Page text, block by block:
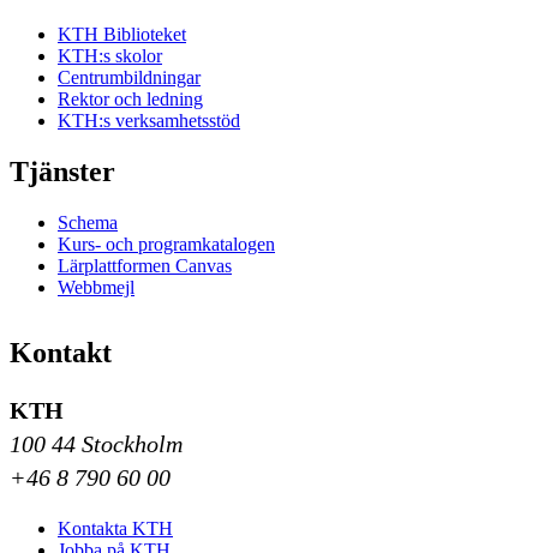
KTH Biblioteket
KTH:s skolor
Centrumbildningar
Rektor och ledning
KTH:s verksamhetsstöd
Tjänster
Schema
Kurs- och programkatalogen
Lärplattformen Canvas
Webbmejl
Kontakt
KTH
100 44 Stockholm
+46 8 790 60 00
Kontakta KTH